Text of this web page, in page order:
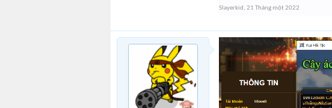
Slayerkid , 21 Tháng một 2022